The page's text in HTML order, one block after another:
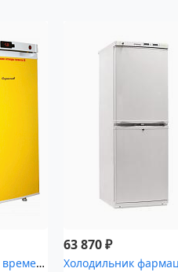
Холодильник для временного хранения медицинских отходов Саратов-5...
63 870₽